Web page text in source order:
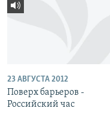
23 АВГУСТА 2012
Поверх барьеров -
Российский час